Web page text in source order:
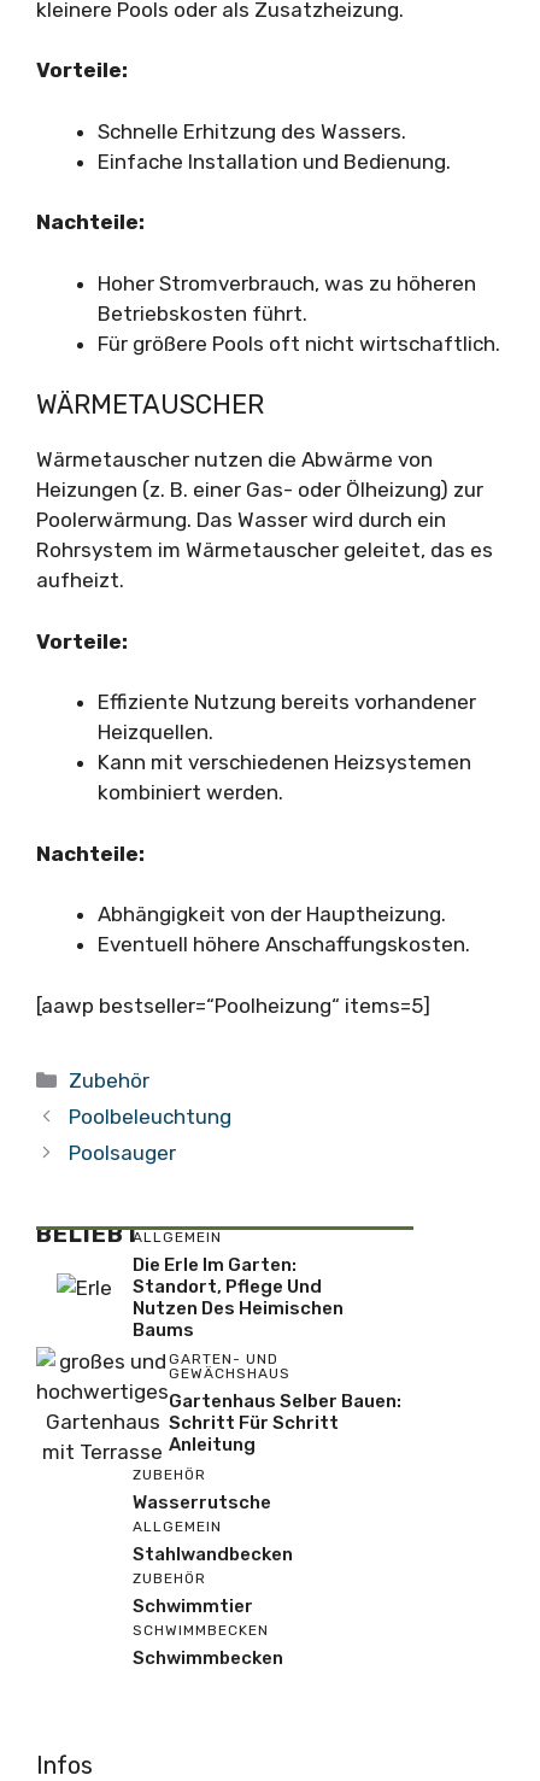
kleinere Pools oder als Zusatzheizung.
Vorteile:
Schnelle Erhitzung des Wassers.
Einfache Installation und Bedienung.
Nachteile:
Hoher Stromverbrauch, was zu höheren
Betriebskosten führt.
Für größere Pools oft nicht wirtschaftlich.
WÄRMETAUSCHER
Wärmetauscher nutzen die Abwärme von
Heizungen (z. B. einer Gas- oder Ölheizung) zur
Poolerwärmung. Das Wasser wird durch ein
Rohrsystem im Wärmetauscher geleitet, das es
aufheizt.
Vorteile:
Effiziente Nutzung bereits vorhandener
Heizquellen.
Kann mit verschiedenen Heizsystemen
kombiniert werden.
Nachteile:
Abhängigkeit von der Hauptheizung.
Eventuell höhere Anschaffungskosten.
[aawp bestseller=“Poolheizung“ items=5]
Kategorien
Zubehör
Poolbeleuchtung
Poolsauger
BELIEBTALLGEMEIN
Die Erle Im Garten:
Standort, Pflege Und
Nutzen Des Heimischen
Baums
GARTEN- UND
GEWÄCHSHAUS
Gartenhaus Selber Bauen:
Schritt Für Schritt
Anleitung
ZUBEHÖR
Wasserrutsche
ALLGEMEIN
Stahlwandbecken
ZUBEHÖR
Schwimmtier
SCHWIMMBECKEN
Schwimmbecken
Infos